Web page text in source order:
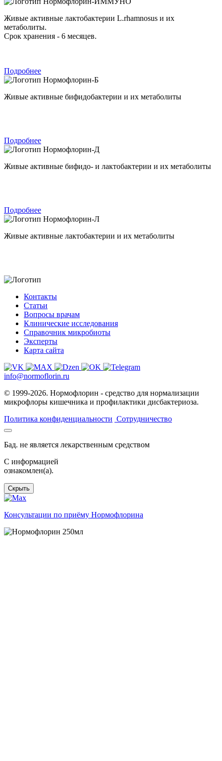
Живые активные лактобактерии L.rhamnosus и их
метаболиты.
Срок хранения - 6 месяцев.
Подробнее
Нормофлорин-Б
Живые активные бифидобактерии и их метаболиты
Подробнее
Нормофлорин-Д
Живые активные бифидо- и лактобактерии и их метаболиты
Подробнее
Нормофлорин-Л
Живые активные лактобактерии и их метаболиты
Контакты
Статьи
Вопросы врачам
Клинические исследования
Справочник микробиоты
Эксперты
Карта сайта
info@normoflorin.ru
© 1999-2026. Нормофлорин - средство для нормализации
микрофлоры кишечника и профилактики дисбактериоза.
Политика конфиденциальности Сотрудничество
Бад. не является лекарственным средством
C информацией
ознакомлен(а).
Скрыть
Консультации по приёму Нормофлорина